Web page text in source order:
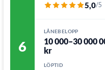
6
5,0/5
LÅNEBELOPP
10 000–30 000
kr
LÖPTID